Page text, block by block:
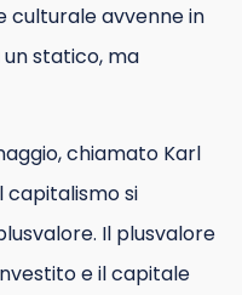
culturale avvenne in
statico, ma
chiamato Karl
capitalismo si
Il plusvalore
e il capitale